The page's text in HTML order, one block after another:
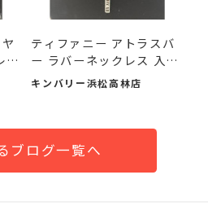
ティファニー アトラスバ
ー ラバーネックレス 入
荷...
キンバリー浜松高林店
ブログ一覧へ